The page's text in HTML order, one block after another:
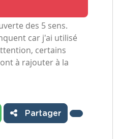
des 5 sens.
car j'ai utilisé
certains
à rajouter à la
Partager